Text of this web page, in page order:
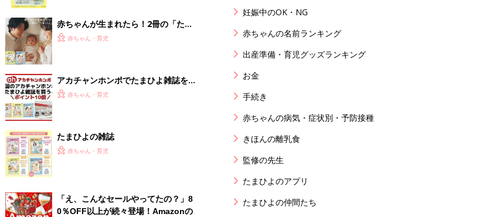
赤ちゃんが生まれたら！2冊の「たま
ひよ」
赤ちゃん・育児
アカチャンホンポでたまひよ雑誌を買
うとポイント10倍【期間限定】
赤ちゃん・育児
たまひよの雑誌
赤ちゃん・育児
「え、こんなセールやってたの？」8
0％OFF以上が続々登場！Amazonの
妊娠中のOK・NG
赤ちゃんの名前ランキング
出産準備・育児グッズランキング
お金
手続き
赤ちゃんの病気・症状別・予防接種
きほんの離乳食
監修の先生
たまひよのアプリ
たまひよの仲間たち